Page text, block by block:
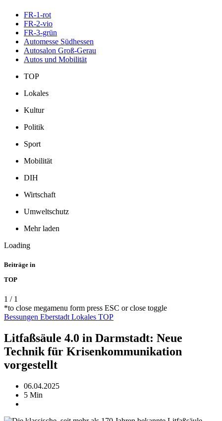
FR-1-rot
FR-2-vio
FR-3-grün
Automesse Südhessen
Autosalon Groß-Gerau
Autos und Mobilität
TOP
Lokales
Kultur
Politik
Sport
Mobilität
DIH
Wirtschaft
Umweltschutz
Mehr laden
Loading
Beiträge in
TOP
1 / 1
*to close megamenu form press ESC or close toggle
Bessungen Eberstadt Lokales TOP
Litfaßsäule 4.0 in Darmstadt: Neue
Technik für Krisenkommunikation
vorgestellt
06.04.2025
5 Min